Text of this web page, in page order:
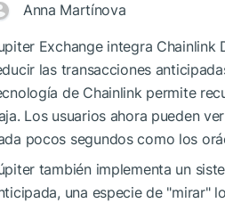
Anna Martínova
Exchange integra
las transacciones
de Chainlink permite
Los usuarios ahora pueden
pocos segundos como los
también implementa un
una especie de "mirar"